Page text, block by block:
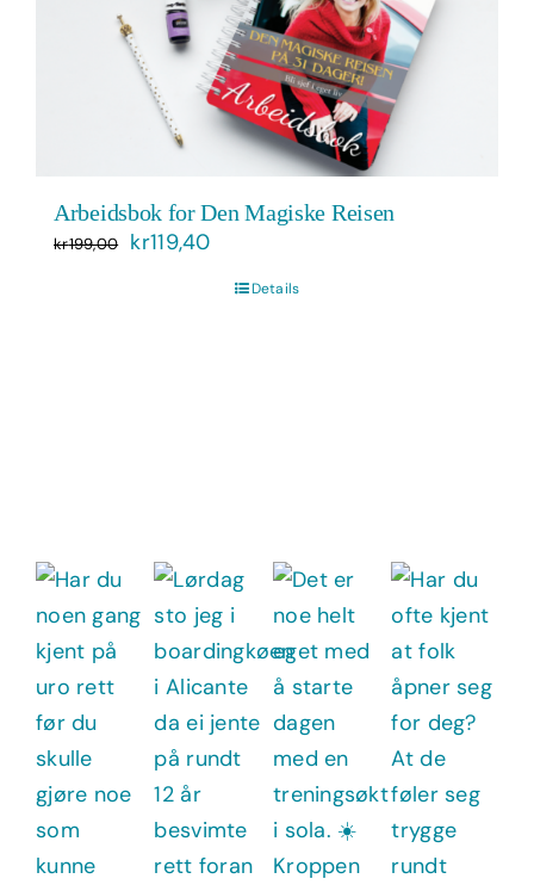
Arbeidsbok for Den Magiske Reisen
kr199,00
Opprinnelig
kr119,40Nåværende
pris Details